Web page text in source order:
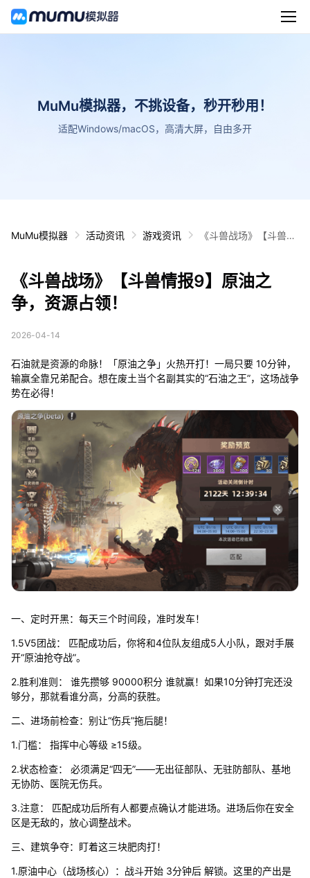
MuMu模拟器，不挑设备，秒开秒用！
适配Windows/macOS，高清大屏，自由多开
MuMu模拟器 活动资讯 游戏资讯
《斗兽战场》【斗兽情
《斗兽战场》【斗兽情报9】原油之
争，资源占领！
2026-04-14
石油就是资源的命脉！「原油之争」火热开打！一局只要 10分钟，
输赢全靠兄弟配合。想在废土当个名副其实的“石油之王”，这场战争
势在必得！
一、定时开黑：每天三个时间段，准时发车！
1.5V5团战： 匹配成功后，你将和4位队友组成5人小队，跟对手展
开“原油抢夺战”。
2.胜利准则： 谁先攒够 90000积分 谁就赢！如果10分钟打完还没
够分，那就看谁分高，分高的获胜。
二、进场前检查：别让“伤兵”拖后腿！
1.门槛： 指挥中心等级 ≥15级。
2.状态检查： 必须满足“四无”——无出征部队、无驻防部队、基地
无协防、医院无伤兵。
3.注意： 匹配成功后所有人都要点确认才能进场。进场后你在安全
区是无敌的，放心调整战术。
三、建筑争夺：盯着这三块肥肉打！
1.原油中心（战场核心）：战斗开始 3分钟后 解锁。这里的产出是